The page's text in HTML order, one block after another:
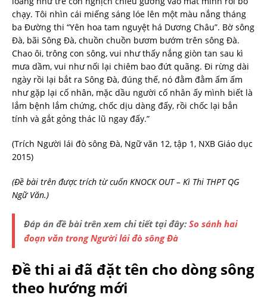
chạy. Tôi nhìn cái miếng sáng lóe lên một màu nắng tháng
ba Đường thi “Yên hoa tam nguyệt há Dương Châu”. Bờ sông
Đà, bãi Sông Đà, chuồn chuồn bươm bướm trên sông Đà.
Chao ôi, trông con sông, vui như thấy nắng giòn tan sau kì
mưa dầm, vui như nối lại chiêm bao đứt quãng. Đi rừng dài
ngày rồi lại bắt ra Sông Đà, đúng thế, nó đằm đằm ấm ấm
như gặp lại cố nhân, mặc dầu người cố nhân ấy mình biết là
lắm bệnh lắm chứng, chốc dịu dàng đấy, rồi chốc lại bẳn
tính và gắt gỏng thác lũ ngay đấy.”
(Trích Người lái đò sông Đà, Ngữ văn 12, tập 1, NXB Giáo dục
2015)
(Đề bài trên được trích từ cuốn KNOCK OUT – Kì Thi THPT QG
Ngữ Văn.)
Đáp án đề bài trên xem chi tiết tại đây: So sánh hai
đoạn văn trong Người lái đò sông Đà
Đề thi ai đã đặt tên cho dòng sông
theo hướng mới